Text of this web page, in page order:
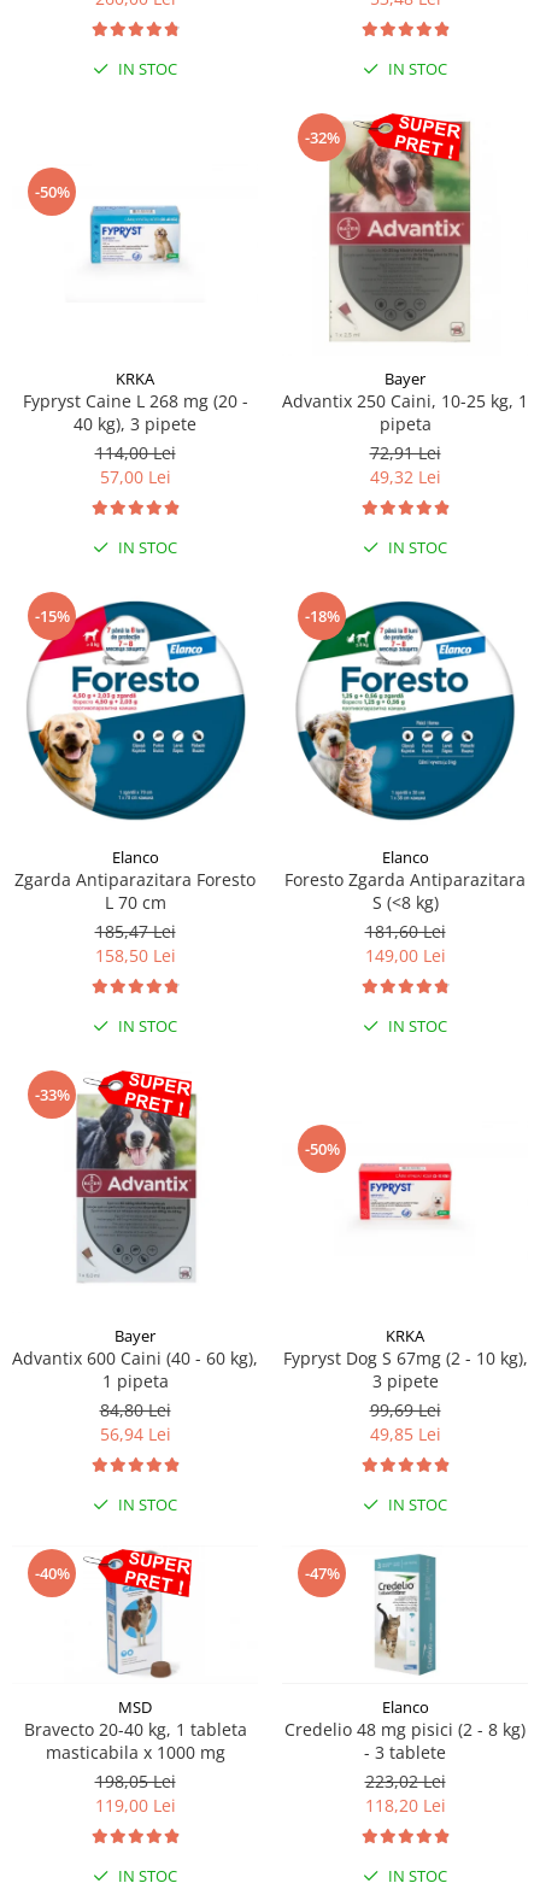
Sampoane si Balsamuri
Servetele Umede
Covorase absorbante
Igiena Interior
Perii si descalcitoare caini
Solutii Atractante si repelente
Custi transport - Pisici
Paturi, perne si cosuri pentru pisici
IN STOC IN STOC
-50%
KRKA
Fypryst Caine L 268 mg (20 -
40 kg), 3 pipete
114,00 Lei
57,00 Lei
IN STOC
-32%
Bayer
Advantix 250 Caini, 10-25 kg, 1
pipeta
72,91 Lei
49,32 Lei
IN STOC
-15%
Elanco
Zgarda Antiparazitara Foresto
L 70 cm
185,47 Lei
158,50 Lei
IN STOC
-18%
Elanco
Foresto Zgarda Antiparazitara
S (<8 kg)
181,60 Lei
149,00 Lei
IN STOC
-33%
Bayer
Advantix 600 Caini (40 - 60 kg),
1 pipeta
84,80 Lei
56,94 Lei
IN STOC
-50%
KRKA
Fypryst Dog S 67mg (2 - 10 kg),
3 pipete
99,69 Lei
49,85 Lei
IN STOC
-40%
MSD
Bravecto 20-40 kg, 1 tableta
masticabila x 1000 mg
198,05 Lei
119,00 Lei
IN STOC
-47%
Elanco
Credelio 48 mg pisici (2 - 8 kg)
- 3 tablete
223,02 Lei
118,20 Lei
IN STOC